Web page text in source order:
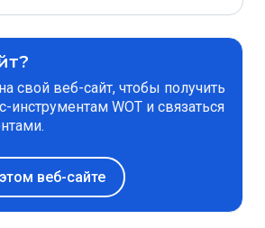
свой веб-сайт, чтобы получить
инструментам WOT и связаться
веб-сайте